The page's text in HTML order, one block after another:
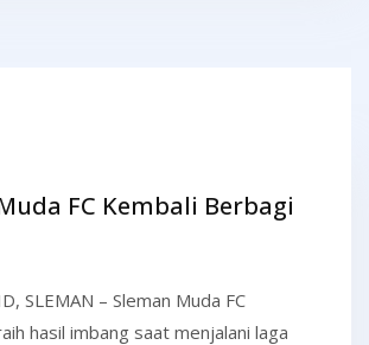
FC Kembali Berbagi
SLEMAN – Sleman Muda FC
hasil imbang saat menjalani laga